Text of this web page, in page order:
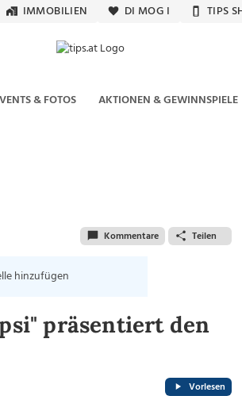
IMMOBILIEN DI MOG I TIPS
& FOTOS AKTIONEN & GEWINNSPIELE
Kommentare Teilen
hinzufügen
präsentiert den
Vorlesen